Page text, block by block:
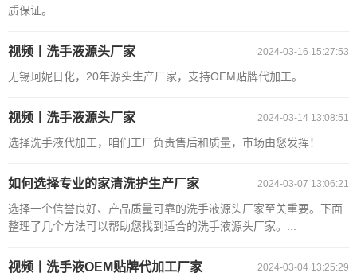
质保证。...
2024-03-16 15:27:53
视频丨洗手液源头厂家
无锡珂妮日化，20年源头生产厂家，支持OEM贴牌代加工。...
2024-03-14 13:08:51
视频丨洗手液源头厂家
选择洗手液代加工，咱们工厂负责售后和质量，市场由您发挥！...
2024-03-07 13:06:21
如何选择专业的家清洗护生产厂家
选择一个信誉良好、产品质量可靠的洗手液源头厂家至关重要。下面
整理了几个方法可以帮助您找到适合的洗手液源头厂家。...
2024-03-04 13:25:29
视频丨洗手液OEM贴牌代加工厂家